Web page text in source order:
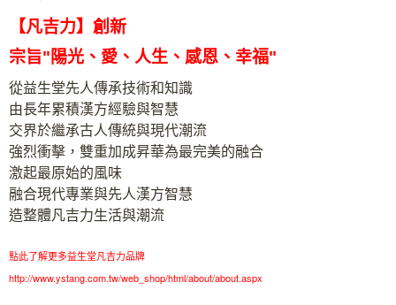
【凡吉力】創新
宗旨"陽光、愛、人生、感恩、幸福"
從益生堂先人傳承技術和知識
由長年累積漢方經驗與智慧
交界於繼承古人傳統與現代潮流
強烈衝擊，雙重加成昇華為最完美的融合
激起最原始的風味
融合現代專業與先人漢方智慧
造整體凡吉力生活與潮流
點此了解更多益生堂凡吉力品牌
http://www.ystang.com.tw/web_shop/html/about/about.aspx